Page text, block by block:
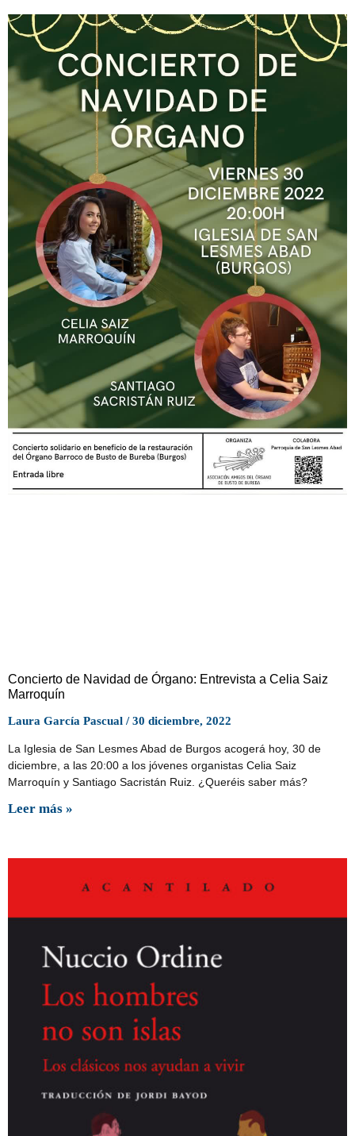
Concierto de Navidad de Órgano: Entrevista a Celia Saiz
Marroquín
Laura García Pascual 30 diciembre, 2022
La Iglesia de San Lesmes Abad de Burgos acogerá hoy, 30 de
diciembre, a las 20:00 a los jóvenes organistas Celia Saiz
Marroquín y Santiago Sacristán Ruiz. ¿Queréis saber más?
Leer más »